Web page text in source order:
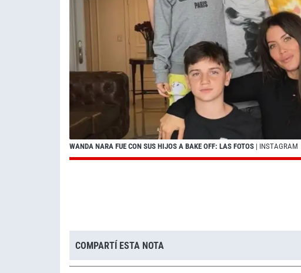
WANDA NARA FUE CON SUS HIJOS A BAKE OFF: LAS FOTOS | INSTAGRAM
COMPARTÍ ESTA NOTA